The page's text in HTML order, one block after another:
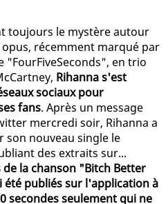
toujours le mystère autour
récemment marqué par
"FourFiveSeconds", en trio
Rihanna s'est
sociaux pour
fans. Après un message
mercredi soir, Rihanna a
son nouveau single le
des extraits sur...
de la chanson "Bitch Better
été publiés sur l'application à
secondes seulement qui ne